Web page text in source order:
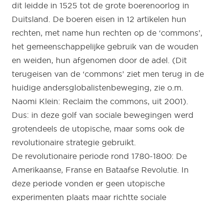
dit leidde in 1525 tot de grote boerenoorlog in
Duitsland. De boeren eisen in 12 artikelen hun
rechten, met name hun rechten op de ‘commons’,
het gemeenschappelijke gebruik van de wouden
en weiden, hun afgenomen door de adel. (Dit
terugeisen van de ‘commons’ ziet men terug in de
huidige andersglobalistenbeweging, zie o.m.
Naomi Klein: Reclaim the commons, uit 2001).
Dus: in deze golf van sociale bewegingen werd
grotendeels de utopische, maar soms ook de
revolutionaire strategie gebruikt.
De revolutionaire periode rond 1780-1800: De
Amerikaanse, Franse en Bataafse Revolutie. In
deze periode vonden er geen utopische
experimenten plaats maar richtte sociale